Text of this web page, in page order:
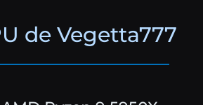
de Vegetta777